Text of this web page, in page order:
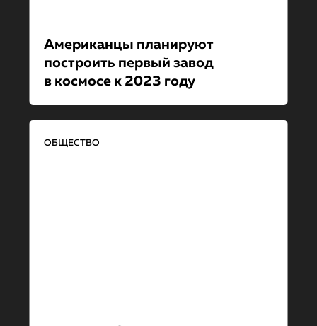
Американцы планируют
построить первый завод
в космосе к 2023 году
ОБЩЕСТВО